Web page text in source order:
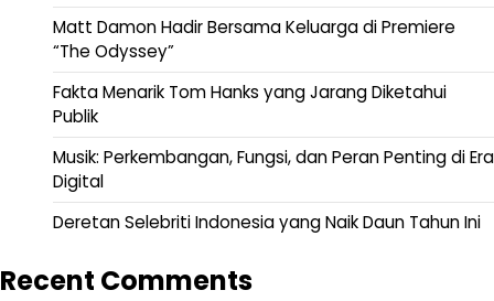
Matt Damon Hadir Bersama Keluarga di Premiere
“The Odyssey”
Fakta Menarik Tom Hanks yang Jarang Diketahui
Publik
Musik: Perkembangan, Fungsi, dan Peran Penting di Era
Digital
Deretan Selebriti Indonesia yang Naik Daun Tahun Ini
Recent Comments